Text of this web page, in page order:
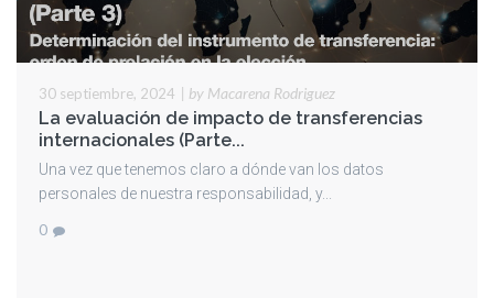
30 septiembre, 2024 | by Macarena Rodriguez
La evaluación de impacto de transferencias
internacionales (Parte...
Una vez que tenemos claro a dónde van los datos
personales de nuestra responsabilidad, y...
0